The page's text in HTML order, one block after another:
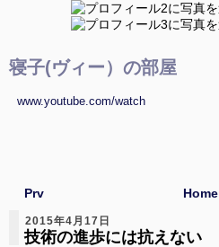
寝子(ヴィー）の部屋
www.youtube.com/watch
Prv Home
2015年4月17日
技術の進歩には抗えない